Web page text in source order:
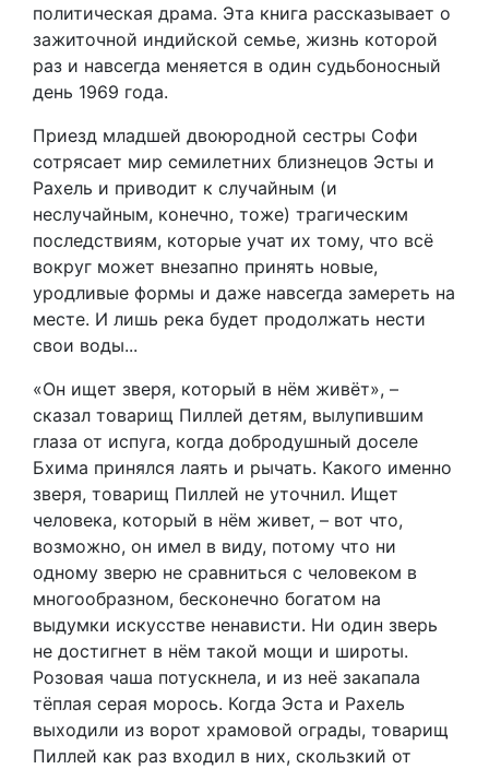
политическая драма. Эта книга рассказывает о
зажиточной индийской семье, жизнь которой
раз и навсегда меняется в один судьбоносный
день 1969 года.
Приезд младшей двоюродной сестры Софи
сотрясает мир семилетних близнецов Эсты и
Рахель и приводит к случайным (и
неслучайным, конечно, тоже) трагическим
последствиям, которые учат их тому, что всё
вокруг может внезапно принять новые,
уродливые формы и даже навсегда замереть на
месте. И лишь река будет продолжать нести
свои воды...
«Он ищет зверя, который в нём живёт», –
сказал товарищ Пиллей детям, вылупившим
глаза от испуга, когда добродушный доселе
Бхима принялся лаять и рычать. Какого именно
зверя, товарищ Пиллей не уточнил. Ищет
человека, который в нём живет, – вот что,
возможно, он имел в виду, потому что ни
одному зверю не сравниться с человеком в
многообразном, бесконечно богатом на
выдумки искусстве ненависти. Ни один зверь
не достигнет в нём такой мощи и широты.
Розовая чаша потускнела, и из неё закапала
тёплая серая морось. Когда Эста и Рахель
выходили из ворот храмовой ограды, товарищ
Пиллей как раз входил в них, скользкий от